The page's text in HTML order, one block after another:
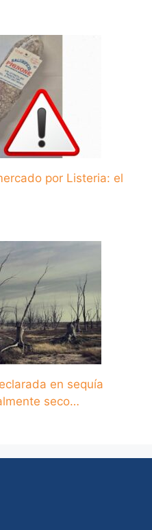
por Listeria: el
en sequía
seco…